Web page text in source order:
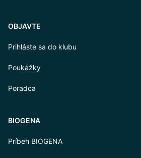
OBJAVTE
Prihláste sa do klubu
Poukážky
Poradca
BIOGENA
Príbeh BIOGENA